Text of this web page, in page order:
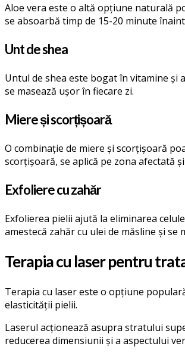
Aloe vera este o altă opțiune naturală
se absoarbă timp de 15-20 minute
Unt de shea
Untul de shea este bogat în vitamine și
se masează ușor în fiecare zi.
Miere și scorțișoară
O combinație de miere și scorțișoară
scorțișoară, se aplică pe zona afectată
Exfoliere cu zahăr
Exfolierea pielii ajută la eliminarea
amestecă zahăr cu ulei de măsline și
Terapia cu laser pentru
Terapia cu laser este o opțiune
elasticității pielii.
Laserul acționează asupra stratului
reducerea dimensiunii și a aspectului